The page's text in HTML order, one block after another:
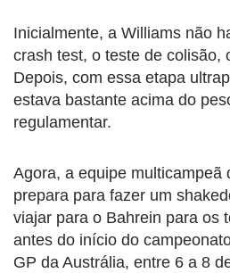
Inicialmente, a Williams não
crash test, o teste de colisão,
Depois, com essa etapa
estava bastante acima do
regulamentar.
Agora, a equipe multicampeã
prepara para fazer um
viajar para o Bahrein para os
antes do início do
GP da Austrália, entre 6 a 8